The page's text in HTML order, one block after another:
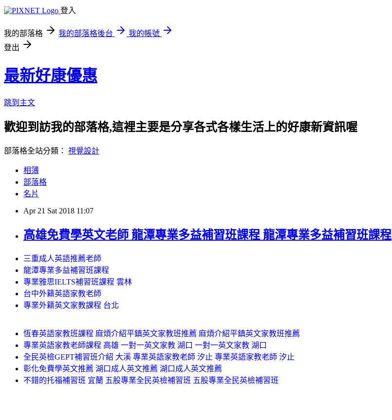
登入
我的部落格 我的部落格後台
我的帳號
登出
最新好康優惠
跳到主文
歡迎到訪我的部落格,這裡主要是分享各式各樣生活上的好康新資訊喔
部落格全站分類： 視覺設計
相簿
部落格
名片
Apr 21 Sat 2018 11:07
高雄免費學英文老師 龍潭專業多益補習班課程 龍潭專業多益補習班課程
三重成人英語推薦老師
龍潭專業多益補習班課程
專業雅思IELTS補習班課程 雲林
台中外籍英語家教老師
專業外籍英文家教課程 台北
恆春英語家教班課程 麻煩介紹平鎮英文家教班推薦 麻煩介紹平鎮英文家教班推薦
專業英語家教老師課程 高雄 一對一英文家教 湖口 一對一英文家教 湖口
全民英檢GEPT補習班介紹 大溪 專業英語家教老師 汐止 專業英語家教老師 汐止
彰化免費學英文推薦 湖口成人英文推薦 湖口成人英文推薦
不錯的托福補習班 宜蘭 五股專業全民英檢補習班 五股專業全民英檢補習班